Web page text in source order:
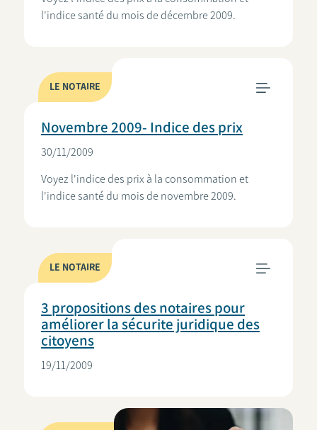
l'indice santé du mois de décembre 2009.
LE NOTAIRE
Novembre 2009- Indice des prix
30/11/2009
Voyez l'indice des prix à la consommation et
l'indice santé du mois de novembre 2009.
LE NOTAIRE
3 propositions des notaires pour
améliorer la sécurite juridique des
citoyens
19/11/2009